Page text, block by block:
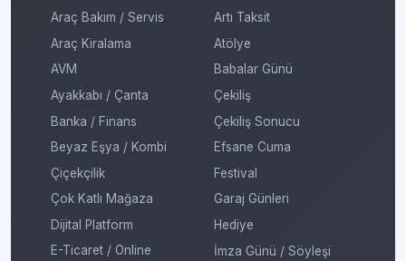
Araç Bakım / Servis
Araç Kiralama
AVM
Ayakkabı / Çanta
Banka / Finans
Beyaz Eşya / Kombi
Çiçekçilik
Çok Katlı Mağaza
Dijital Platform
E-Ticaret / Online
Artı Taksit
Atölye
Babalar Günü
Çekiliş
Çekiliş Sonucu
Efsane Cuma
Festival
Garaj Günleri
Hediye
İmza Günü / Söyleşi